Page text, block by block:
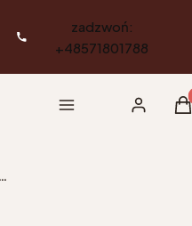
zadzwoń:
+48571801788
Menu Zaloguj się